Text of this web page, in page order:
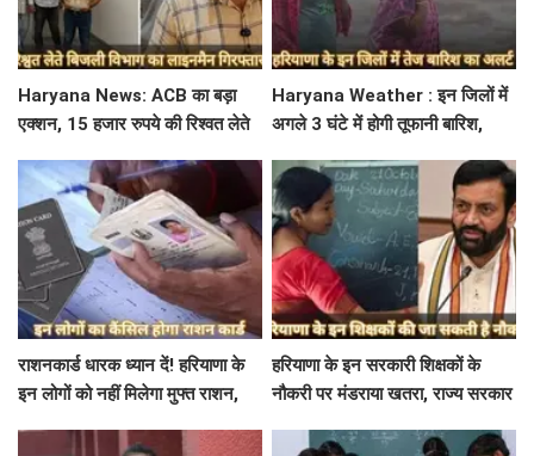
Haryana News: ACB का बड़ा
एक्शन, 15 हजार रुपये की रिश्वत लेते
Haryana Weather : इन जिलों में
अगले 3 घंटे में होगी तूफानी बारिश,
राशनकार्ड धारक ध्यान दें! हरियाणा के
इन लोगों को नहीं मिलेगा मुफ्त राशन,
हरियाणा के इन सरकारी शिक्षकों के
नौकरी पर मंडराया खतरा, राज्य सरकार